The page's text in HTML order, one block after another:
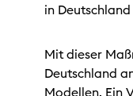
in
Mit dieser
Deutschland
Modellen. Ein